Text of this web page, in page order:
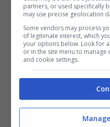
partners, or used specifically
may use precise geolocation
Some vendors may process
of legitimate interest, which
your options below. Look for
or in the site menu to
and cookie settings.